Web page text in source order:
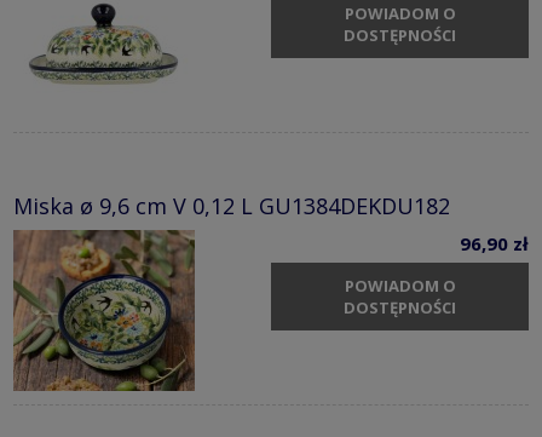
POWIADOM O
DOSTĘPNOŚCI
Miska ø 9,6 cm V 0,12 L GU1384DEKDU182
96,90 zł
POWIADOM O
DOSTĘPNOŚCI